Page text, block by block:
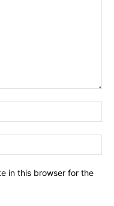
in this browser for the